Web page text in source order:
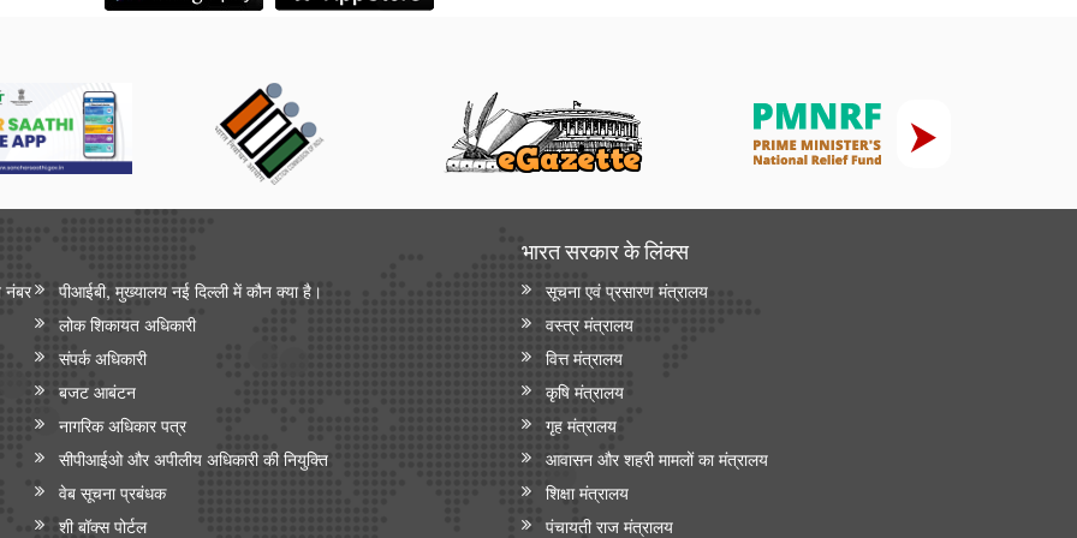
नंबर
पीआईबी, मुख्यालय नई दिल्ली में कौन क्या है।
लोक शिकायत अधिकारी
संपर्क अधिकारी
बजट आबंटन
नागरिक अधिकार पत्र
सीपीआईओ और अपी‍लीय अधिकारी की नियुक्ति
वेब सूचना प्रबंधक
शी बॉक्स पोर्टल
भारत सरकार के लिंक्‍स
सूचना एवं प्रसारण मंत्रालय
वस्त्र मंत्रालय
वित्त मंत्रालय
कृषि मंत्रालय
गृह मंत्रालय
आवासन और शहरी मामलों का मंत्रालय
शिक्षा मंत्रालय
पंचायती राज मंत्रालय